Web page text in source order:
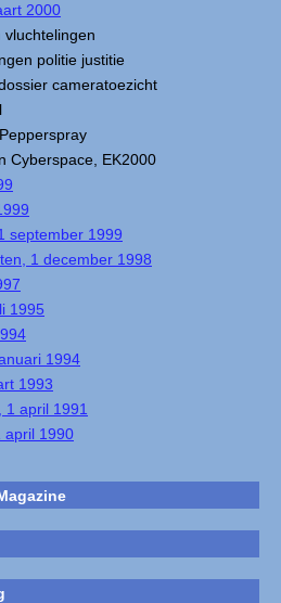
2000
vluchtelingen
politie justitie
cameratoezicht
Cyberspace, EK2000
september 1999
1 december 1998
1995
1994
1993
1 april 1991
april 1990